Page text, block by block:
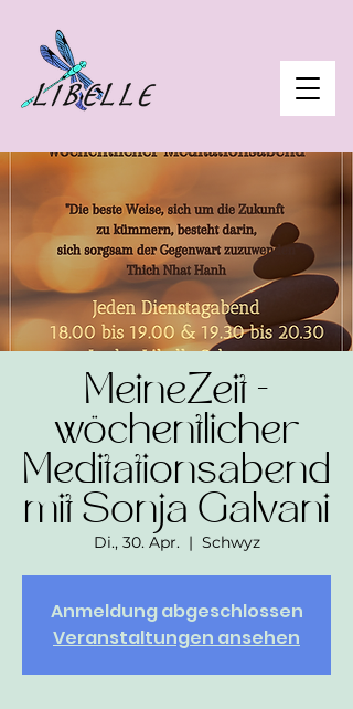
MeineZeit -
wöchentlicher
Meditationsabend
mit Sonja Galvani
Di., 30. Apr.
  |
Schwyz
Anmeldung abgeschlossen
Veranstaltungen ansehen